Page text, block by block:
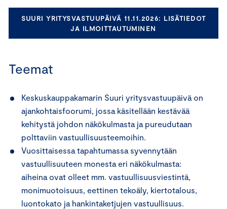
SUURI YRITYSVASTUUPÄIVÄ 11.11.2026: LISÄTIEDOT
JA ILMOITTAUTUMINEN
Teemat
Keskuskauppakamarin Suuri yritysvastuupäivä on
ajankohtaisfoorumi, jossa käsitellään kestävää
kehitystä johdon näkökulmasta ja pureudutaan
polttaviin vastuullisuusteemoihin.
Vuosittaisessa tapahtumassa syvennytään
vastuullisuuteen monesta eri näkökulmasta:
aiheina ovat olleet mm. vastuullisuusviestintä,
monimuotoisuus, eettinen tekoäly, kiertotalous,
luontokato ja hankintaketjujen vastuullisuus.